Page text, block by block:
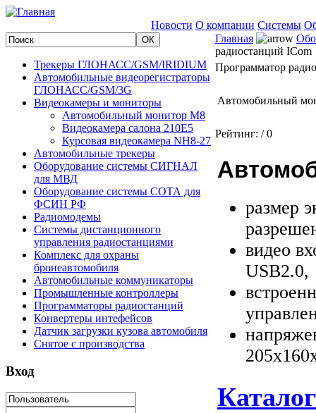
Новости О компании Системы
Трекеры ГЛОНАСС/GSM/IRIDIUM
Автомобильные видеорегистраторы
ГЛОНАСС/GSM/3G
Видеокамеры и мониторы
Автомобильный монитор M8
Видеокамера салона 210E5
Курсовая видеокамера NH8-27
Автомобильные трекеры
Оборудование системы СИГНАЛ
для МВД
Оборудование системы СОТА для
ФСИН РФ
Радиомодемы
Системы дистанционного
управления радиостанциями
Комплекс для охраны
бронеавтомобиля
Автомобильные коммуникаторы
Промышленные контроллеры
Программаторы радиостанций
Конвертеры интефейсов
Датчик загрузки кузова автомобиля
Снятое с производства
Вход
Главная
радиостанций ICom
Программатор
Автомобильный
Рейтинг: / 0
размер
видео
USB2.0,